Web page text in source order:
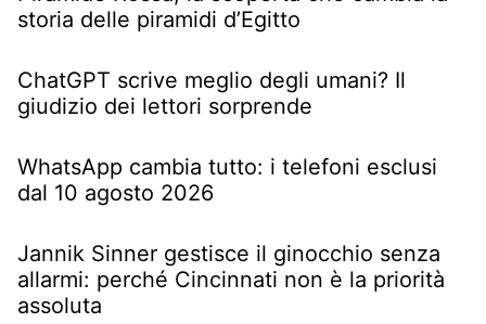
storia delle piramidi d’Egitto
ChatGPT scrive meglio degli umani? Il
giudizio dei lettori sorprende
WhatsApp cambia tutto: i telefoni esclusi
dal 10 agosto 2026
Jannik Sinner gestisce il ginocchio senza
allarmi: perché Cincinnati non è la priorità
assoluta